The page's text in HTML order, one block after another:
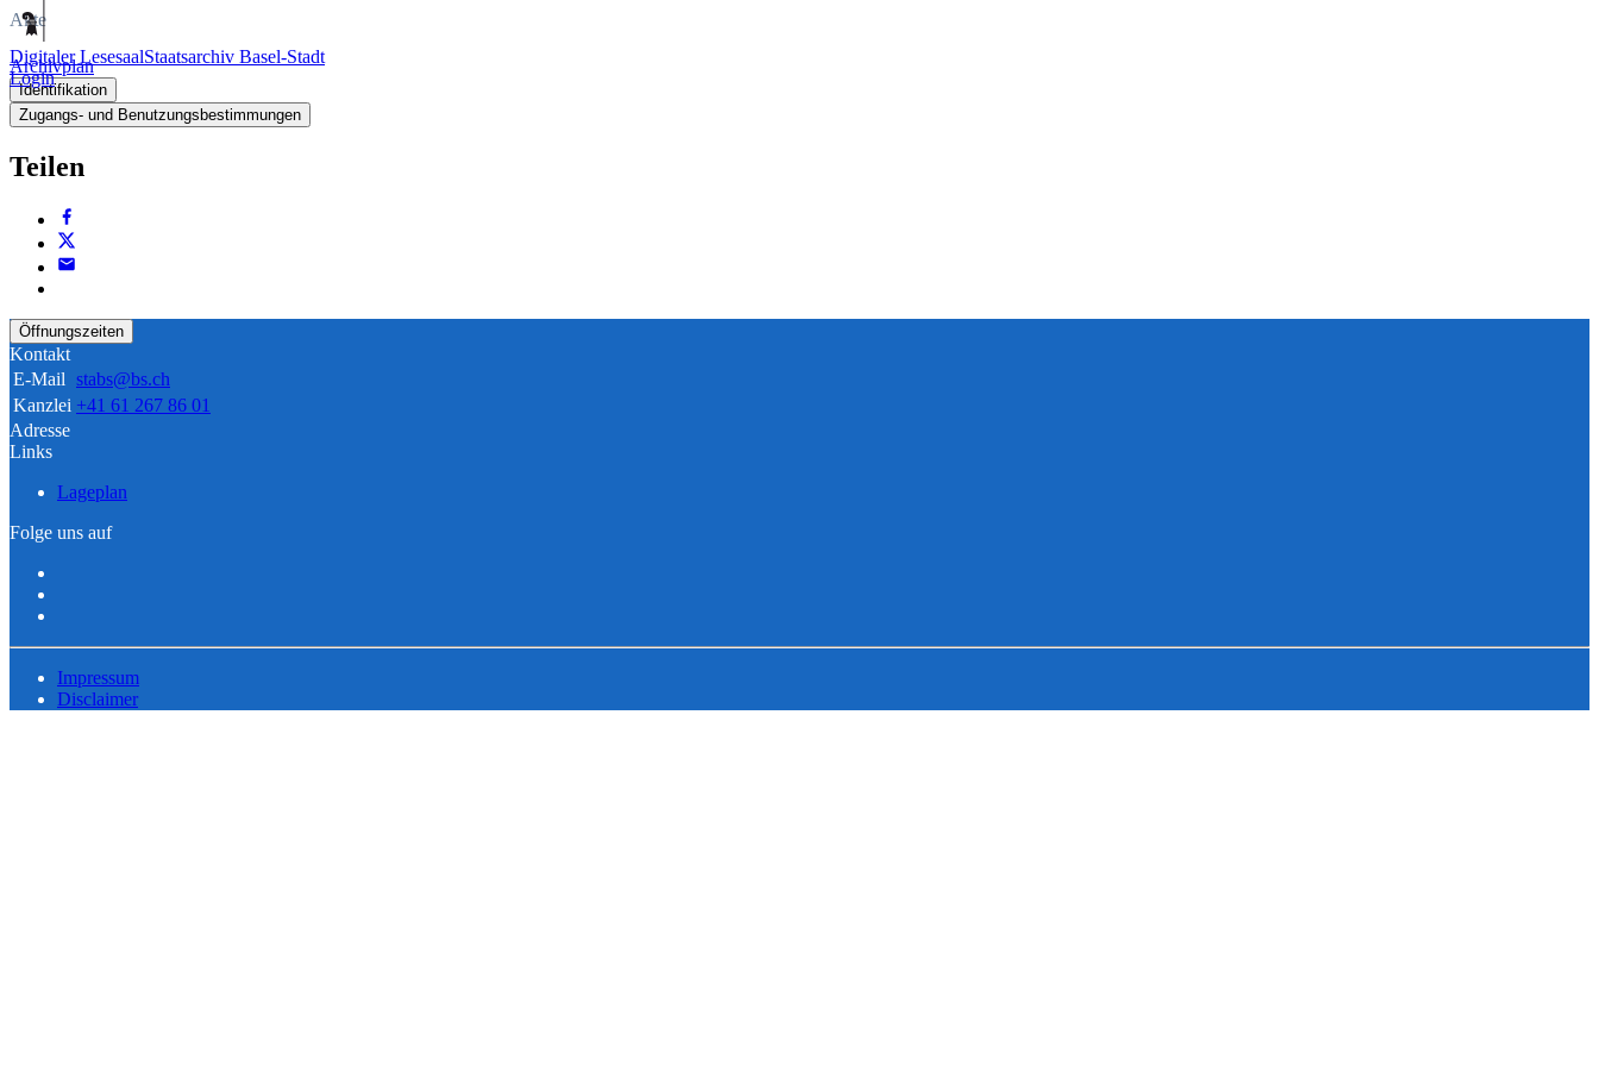
Digitaler LesesaalStaatsarchiv Basel-Stadt
Login
Akte
Archivplan
Identifikation
Zugangs- und Benutzungsbestimmungen
Teilen
Öffnungszeiten
Kontakt
E-Mail stabs@bs.ch
Kanzlei +41 61 267 86 01
Adresse
Links
Lageplan
Folge uns auf
Impressum
Disclaimer